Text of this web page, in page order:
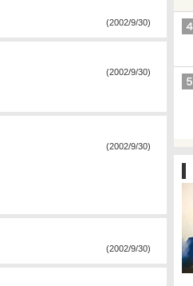
(2002/9/30)
(2002/9/30)
(2002/9/30)
(2002/9/30)